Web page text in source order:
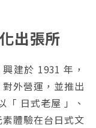
出張所
建於 1931 年，
外營運，並推出
「 日式老屋 」、
素體驗在台日式文